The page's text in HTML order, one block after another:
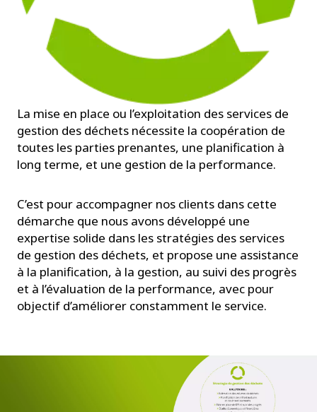
La mise en place ou l’exploitation des services de
gestion des déchets nécessite la coopération de
toutes les parties prenantes, une planification à
long terme, et une gestion de la performance.
C’est pour accompagner nos clients dans cette
démarche que nous avons développé une
expertise solide dans les stratégies des services
de gestion des déchets, et propose une assistance
à la planification, à la gestion, au suivi des progrès
et à l’évaluation de la performance, avec pour
objectif d’améliorer constamment le service.